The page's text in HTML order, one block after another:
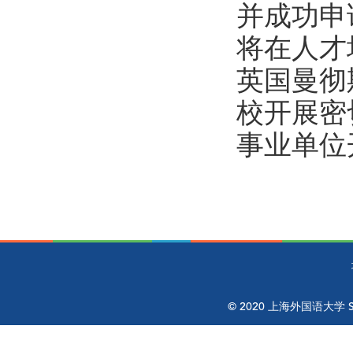
并成功
将在人
英国曼
校开展
事业单
© 2020 上海外国语大学